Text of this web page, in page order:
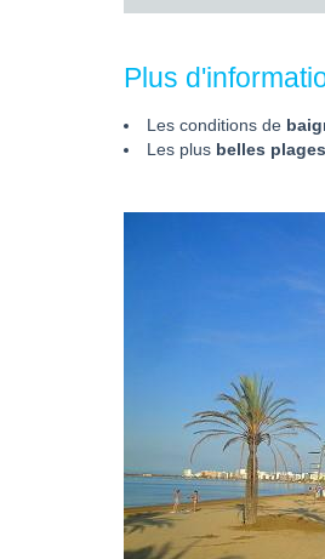
Plus
Les conditions de
Les plus belles plages